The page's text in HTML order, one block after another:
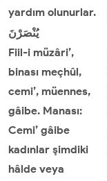
yardım olunurlar.
يُنْصَرْنَ
Fiil-i müzâri’,
binası meçhûl,
cemi’, müennes,
gâibe. Manası:
Cemi’ gâibe
kadınlar şimdiki
hâlde veya